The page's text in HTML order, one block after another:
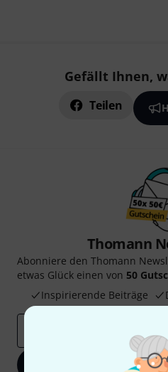
Gefällt Ihnen,
Teilen
Thomann
Abonniere den Thomann
etwas Glück einen von 50
Inspirierende Beiträge
Jetzt